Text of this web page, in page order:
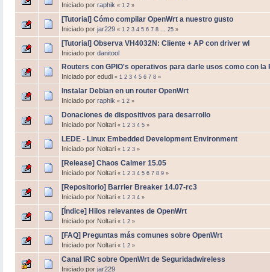
Iniciado por raphik « 1 2»
[Tutorial] Cómo compilar OpenWrt a nuestro gusto
Iniciado por jar229 « 1 2 3 4 5 6 7 8 25»
[Tutorial] Observa VH4032N: Cliente + AP con driver wl
Iniciado por danitool
Routers con GPIO's operativos para darle usos como con la
Iniciado por edudi « 1 2 3 4 5 6 7 8»
Instalar Debian en un router OpenWrt
Iniciado por raphik « 1 2»
Donaciones de dispositivos para desarrollo
Iniciado por Noltari « 1 2 3 4 5»
LEDE - Linux Embedded Development Environment
Iniciado por Noltari « 1 2 3»
[Release] Chaos Calmer 15.05
Iniciado por Noltari « 1 2 3 4 5 6 7 8 9»
[Repositorio] Barrier Breaker 14.07-rc3
Iniciado por Noltari « 1 2 3 4»
[Índice] Hilos relevantes de OpenWrt
Iniciado por Noltari « 1 2»
[FAQ] Preguntas más comunes sobre OpenWrt
Iniciado por Noltari « 1 2»
Canal IRC sobre OpenWrt de Seguridadwireless
Iniciado por jar229